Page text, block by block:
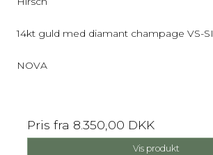
14kt guld med diamant champage VS-SI
NOVA
Pris fra 8.350,00 DKK
Vis produkt